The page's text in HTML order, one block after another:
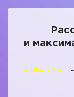
и
-- Шаг - 1 --